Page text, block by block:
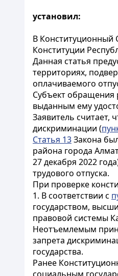
установил:
В Конституционный
Конституции
Данная статья
территориях,
оплачиваемого
Субъект обращения
выданным ему
Заявитель считает,
дискриминации (
Статья 13Закона
района города
27 декабря 2022
трудового отпуска.
При проверке
1. В соответствии с
государством,
правовой системы
Неотъемлемым
запрета
государства.
Ранее